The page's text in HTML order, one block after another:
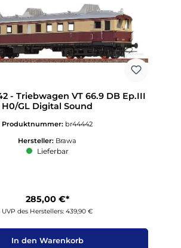
- Triebwagen VT 66.9 DB Ep.III
H0/GL Digital Sound
Produktnummer: br44442
Hersteller: Brawa
Lieferbar
285,00 €*
UVP des Herstellers: 439,90 €
In den Warenkorb